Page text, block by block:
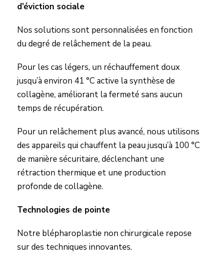
d’éviction sociale
Nos solutions sont personnalisées en fonction
du degré de relâchement de la peau.
Pour les cas légers, un réchauffement doux
jusqu’à environ 41 °C active la synthèse de
collagène, améliorant la fermeté sans aucun
temps de récupération.
Pour un relâchement plus avancé, nous utilisons
des appareils qui chauffent la peau jusqu’à 100 °C
de manière sécuritaire, déclenchant une
rétraction thermique et une production
profonde de collagène.
Technologies de pointe
Notre blépharoplastie non chirurgicale repose
sur des techniques innovantes.